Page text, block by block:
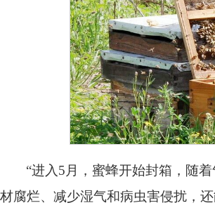
“进入5月，蜜蜂开始封箱，随
材腐烂、减少湿气和病虫害侵扰，